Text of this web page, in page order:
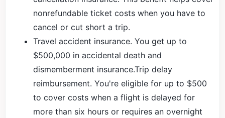
nonrefundable ticket costs when you have to
cancel or cut short a trip.
Travel accident insurance. You get up to
$500,000 in accidental death and
dismemberment insurance.Trip delay
reimbursement. You're eligible for up to $500
to cover costs when a flight is delayed for
more than six hours or requires an overnight